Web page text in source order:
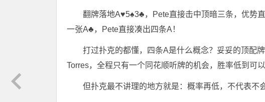
翻牌落地A♥5♠3♣，Pete直接击中顶暗三条，优势
一张A♣，Pete直接凑出四条A！
打过扑克的都懂，四条A是什么概念？妥妥的顶配
Torres，全程只有一个同花顺听牌的机会，胜率低到可以
但扑克最不讲理的地方就是：概率再低，不代表不